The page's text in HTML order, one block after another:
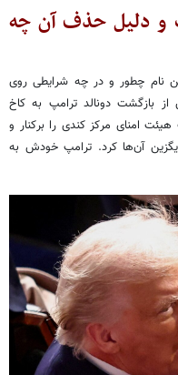
و دلیل حذف آن چه
نام چطور و در چه شرایطی روی
بازگشت دونالد ترامپ به کاخ
اعضای دموکرات هیئت امنای مرکز کندی را برکنار و
آن‌ها کرد. ترامپ خودش به